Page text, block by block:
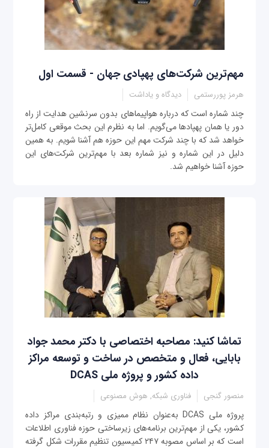
مهم‌ترین شرکت‌های پهپادی جهان - قسمت اول
هرمز پوررستمی دیدگاه و یاداشت
چند شماره است که درباره هواپیماهای بدون سرنشین هدایت از راه
دور یا همان پهپادها می‌گویم. اما به نظرم این بحث موقعی کامل‌تر
خواهد شد که با چند شرکت مهم این حوزه هم آشنا شویم. به همین
دلیل در این شماره و نیز شماره بعد با مهم‌ترین شرکت‌های این
حوزه آشنا خواهیم شد.
تماشا کنید: مصاحبه اختصاصی با دکتر محمد جواد
بابایی، فعال و متخصص در ساخت و توسعه مراکز
داده کشور و پروژه ملی DCAS
منصور گنجی فناوری شبکه, هوش مصنوعی
پروژه ملی DCAS به‌عنوان نظام ممیزی و رتبه‌بندی مراکز داده
کشور، یکی از مهم‌ترین برنامه‌های زیرساختی حوزه فناوری اطلاعات
است که بر اساس مصوبه ۲۴۷ کمیسیون تنظیم مقررات شکل گرفته